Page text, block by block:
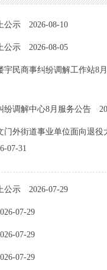
公示 2026-08-10
公示 2026-08-05
宇民商事纠纷调解工作站8
纷调解中心8月服务公告
门外街道事业单位面向退役
07-31
公示 2026-07-29
07-29
07-29
07-29